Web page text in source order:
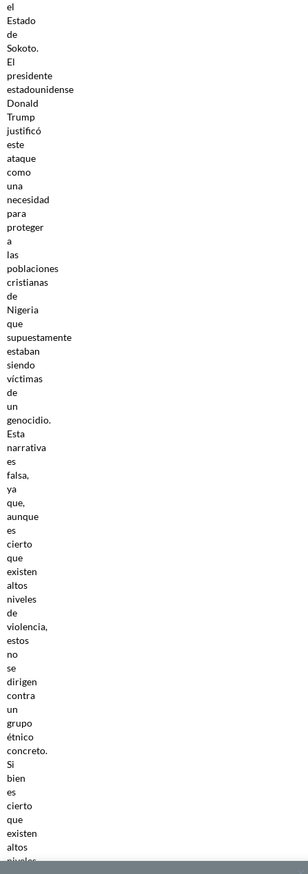
el
Estado
de
Sokoto.
El
presidente
estadounidense
Donald
Trump
justificó
este
ataque
como
una
necesidad
para
proteger
a
las
poblaciones
cristianas
de
Nigeria
que
supuestamente
estaban
siendo
víctimas
de
un
genocidio.
Esta
narrativa
es
falsa,
ya
que,
aunque
es
cierto
que
existen
altos
niveles
de
violencia,
estos
no
se
dirigen
contra
un
grupo
étnico
concreto.
Si
bien
es
cierto
que
existen
altos
niveles